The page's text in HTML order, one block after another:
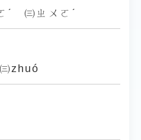
ˊ ㈢ㄓㄨㄛˊ
zhuó